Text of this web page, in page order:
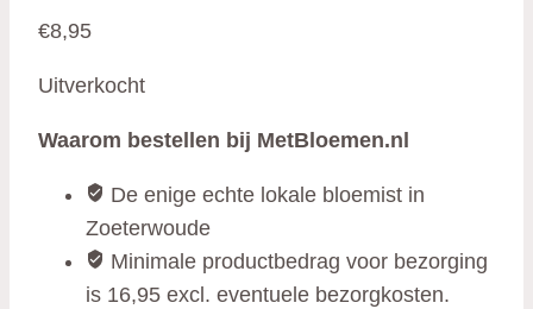
€8,95
Uitverkocht
Waarom bestellen bij MetBloemen.nl
De enige echte lokale bloemist in
Zoeterwoude
Minimale productbedrag voor bezorging
is 16,95 excl. eventuele bezorgkosten.